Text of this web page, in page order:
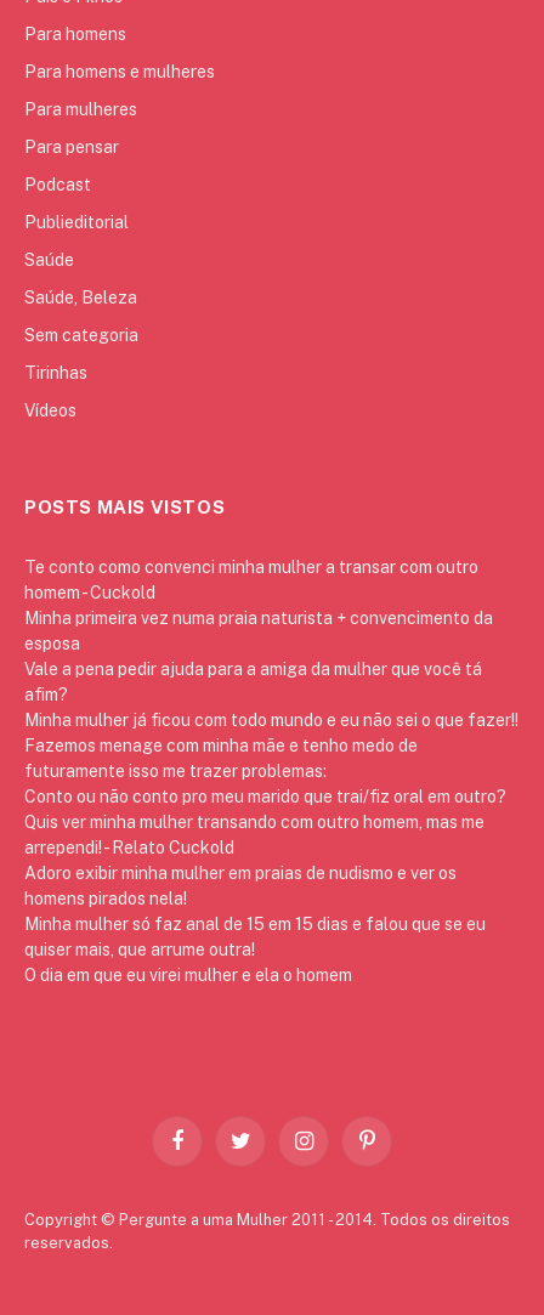
Para homens
Para homens e mulheres
Para mulheres
Para pensar
Podcast
Publieditorial
Saúde
Saúde, Beleza
Sem categoria
Tirinhas
Vídeos
POSTS MAIS VISTOS
Te conto como convenci minha mulher a transar com outro
homem - Cuckold
Minha primeira vez numa praia naturista + convencimento da
esposa
Vale a pena pedir ajuda para a amiga da mulher que você tá
afim?
Minha mulher já ficou com todo mundo e eu não sei o que fazer!!
Fazemos menage com minha mãe e tenho medo de
futuramente isso me trazer problemas:
Conto ou não conto pro meu marido que trai/fiz oral em outro?
Quis ver minha mulher transando com outro homem, mas me
arrependi! - Relato Cuckold
Adoro exibir minha mulher em praias de nudismo e ver os
homens pirados nela!
Minha mulher só faz anal de 15 em 15 dias e falou que se eu
quiser mais, que arrume outra!
O dia em que eu virei mulher e ela o homem
FacebookTwitter InstagramPinterest
Copyright © Pergunte a uma Mulher 2011 - 2014. Todos os direitos
reservados.